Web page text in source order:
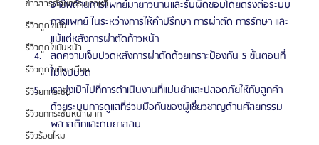
ข่าวสารศัลยกรรมเกาหลี
รีวิวดูดไขมัน
รีวิวดูดไขมันหน้า
รีวิวดูดไขมันเหนียง
รีวิวยกกระชับ
รีวิวยกกระชับหน้าผาก
รีวิวร้อยไหม
อาชีพด้านการแพทย์มายาวนานและรับผิดชอบโดยตรงต่อระบบ
การแพทย์ ในระหว่างการให้คำปรึกษา การผ่าตัด การรักษา และ
แม้แต่หลังการผ่าตัดก้าวหน้า
ลดความเจ็บปวดหลังการผ่าตัดด้วยเกราะป้องกัน 5 ขั้นตอนที่
ไม่เจ็บปวด
เรามุ่งเป้าไปที่การดำเนินงานที่แม่นยำและปลอดภัยให้กับลูกค้า
ด้วยระบบการดูแลที่ร่วมมือกันของผู้เชี่ยวชาญด้านศัลยกรรม
พลาสติกและดมยาสลบ